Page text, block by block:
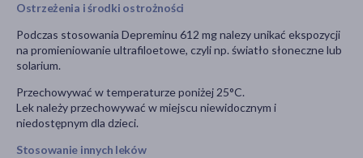
Ostrzeżenia i środki ostrożności
Podczas stosowania Depreminu 612 mg nalezy unikać ekspozycji
na promieniowanie ultrafiloetowe, czyli np. światło słoneczne lub
solarium.
Przechowywać w temperaturze poniżej 25°C.
Lek należy przechowywać w miejscu niewidocznym i
niedostępnym dla dzieci.
Stosowanie innych leków